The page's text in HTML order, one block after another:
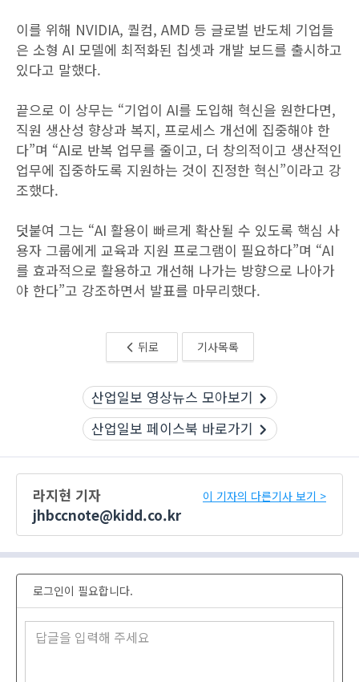
이를 위해 NVIDIA, 퀄컴, AMD 등 글로벌 반도체 기업들
은 소형 AI 모델에 최적화된 칩셋과 개발 보드를 출시하고
있다고 말했다.
끝으로 이 상무는 “기업이 AI를 도입해 혁신을 원한다면,
직원 생산성 향상과 복지, 프로세스 개선에 집중해야 한
다”며 “AI로 반복 업무를 줄이고, 더 창의적이고 생산적인
업무에 집중하도록 지원하는 것이 진정한 혁신”이라고 강
조했다.
덧붙여 그는 “AI 활용이 빠르게 확산될 수 있도록 핵심 사
용자 그룹에게 교육과 지원 프로그램이 필요하다”며 “AI
를 효과적으로 활용하고 개선해 나가는 방향으로 나아가
야 한다”고 강조하면서 발표를 마무리했다.
뒤로 기사목록
산업일보 영상뉴스 모아보기
산업일보 페이스북 바로가기
라지현 기자
jhbccnote@kidd.co.kr
이 기자의 다른기사 보기 >
로그인이 필요합니다.